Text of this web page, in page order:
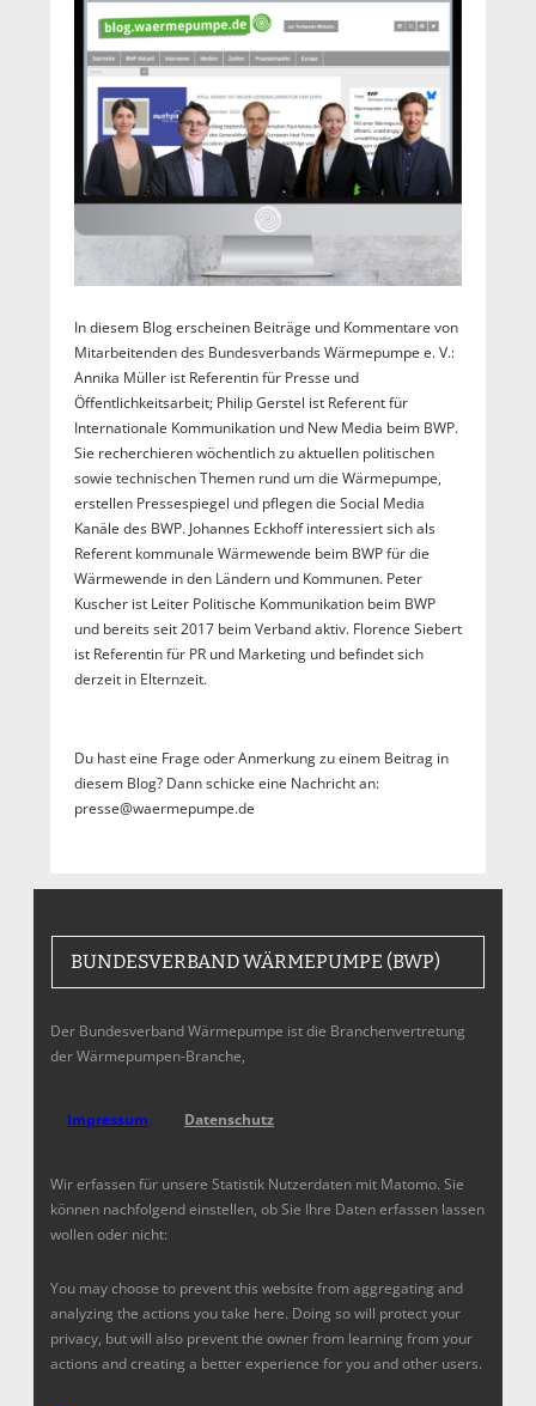
In diesem Blog erscheinen Beiträge und Kommentare von
Mitarbeitenden des Bundesverbands Wärmepumpe e. V.:
Annika Müller ist Referentin für Presse und
Öffentlichkeitsarbeit; Philip Gerstel ist Referent für
Internationale Kommunikation und New Media beim BWP.
Sie recherchieren wöchentlich zu aktuellen politischen
sowie technischen Themen rund um die Wärmepumpe,
erstellen Pressespiegel und pflegen die Social Media
Kanäle des BWP. Johannes Eckhoff interessiert sich als
Referent kommunale Wärmewende beim BWP für die
Wärmewende in den Ländern und Kommunen. Peter
Kuscher ist Leiter Politische Kommunikation beim BWP
und bereits seit 2017 beim Verband aktiv. Florence Siebert
ist Referentin für PR und Marketing und befindet sich
derzeit in Elternzeit.
Du hast eine Frage oder Anmerkung zu einem Beitrag in
diesem Blog? Dann schicke eine Nachricht an:
presse@waermepumpe.de
BUNDESVERBAND WÄRMEPUMPE (BWP)
Der Bundesverband Wärmepumpe ist die Branchenvertretung
der Wärmepumpen-Branche,
Impressum Datenschutz
Wir erfassen für unsere Statistik Nutzerdaten mit Matomo. Sie
können nachfolgend einstellen, ob Sie Ihre Daten erfassen lassen
wollen oder nicht:
You may choose to prevent this website from aggregating and
analyzing the actions you take here. Doing so will protect your
privacy, but will also prevent the owner from learning from your
actions and creating a better experience for you and other users.